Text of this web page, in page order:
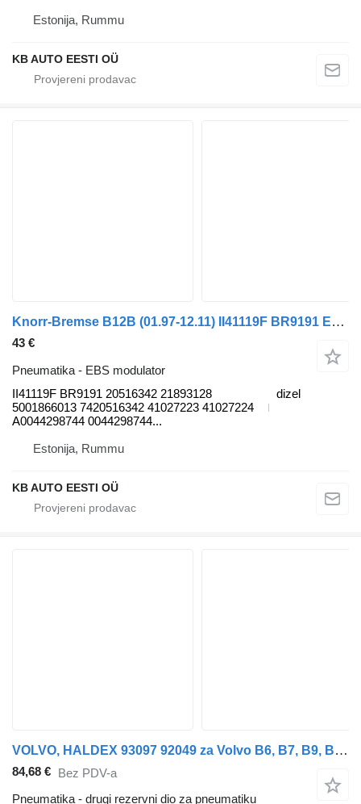
Estonija, Rummu
KB AUTO EESTI OÜ
Knorr-Bremse B12B (01.97-12.11) II41119F BR9191 EBS modulator za Volvo B6, B7, B9, B10, B12 bus (1978-2011) autobusa
43 €
Pneumatika - EBS modulator
II41119F BR9191 20516342 21893128
5001866013 7420516342 41027223 41027224
A0044298744 0044298744...
dizel
Estonija, Rummu
KB AUTO EESTI OÜ
VOLVO, HALDEX 93097 92049 za Volvo B6, B7, B9, B10, B12 bus (1978-2011) autobusa
84,68 € Bez PDV-a
Pneumatika - drugi rezervni dio za pneumatiku